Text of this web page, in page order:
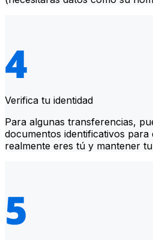
Verifica tu identidad
Para algunas transferencias,
documentos identificativos
realmente eres tú y mantener